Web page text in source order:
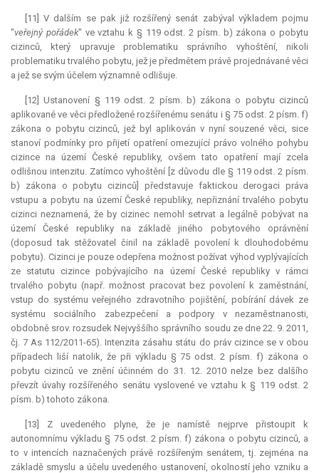
[11] V dalším se pak již rozšířený senát zabýval výkladem pojmu
"veřejný pořádek" ve vztahu k § 119 odst. 2 písm. b) zákona o pobytu
cizinců, který upravuje problematiku správního vyhoštění, nikoli
problematiku trvalého pobytu, jež je předmětem právě projednávané věci
a jež se svým účelem významně odlišuje.
[12] Ustanovení § 119 odst. 2 písm. b) zákona o pobytu cizinců
aplikované ve věci předložené rozšířenému senátu i § 75 odst. 2 písm. f)
zákona o pobytu cizinců, jež byl aplikován v nyní souzené věci, sice
stanoví podmínky pro přijetí opatření omezující právo volného pohybu
cizince na území České republiky, ovšem tato opatření mají zcela
odlišnou intenzitu. Zatímco vyhoštění [z důvodu dle § 119 odst. 2 písm.
b) zákona o pobytu cizinců] představuje faktickou derogaci práva
vstupu a pobytu na území České republiky, nepřiznání trvalého pobytu
cizinci neznamená, že by cizinec nemohl setrvat a legálně pobývat na
území České republiky na základě jiného pobytového oprávnění
(doposud tak stěžovatel činil na základě povolení k dlouhodobému
pobytu). Cizinci je pouze odepřena možnost požívat výhod vyplývajících
ze statutu cizince pobývajícího na území České republiky v rámci
trvalého pobytu (např. možnost pracovat bez povolení k zaměstnání,
vstup do systému veřejného zdravotního pojištění, pobírání dávek ze
systému sociálního zabezpečení a podpory v nezaměstnanosti,
obdobně srov. rozsudek Nejvyššího správního soudu ze dne 22. 9. 2011,
čj. 7 As 112/2011-65). Intenzita zásahu státu do práv cizince se v obou
případech liší natolik, že při výkladu § 75 odst. 2 písm. f) zákona o
pobytu cizinců ve znění účinném do 31. 12. 2010 nelze bez dalšího
převzít úvahy rozšířeného senátu vyslovené ve vztahu k § 119 odst. 2
písm. b) tohoto zákona.
[13] Z uvedeného plyne, že je namístě nejprve přistoupit k
autonomnímu výkladu § 75 odst. 2 písm. f) zákona o pobytu cizinců, a
to v intencích naznačených právě rozšířeným senátem, tj. zejména na
základě smyslu a účelu uvedeného ustanovení, okolností jeho vzniku a